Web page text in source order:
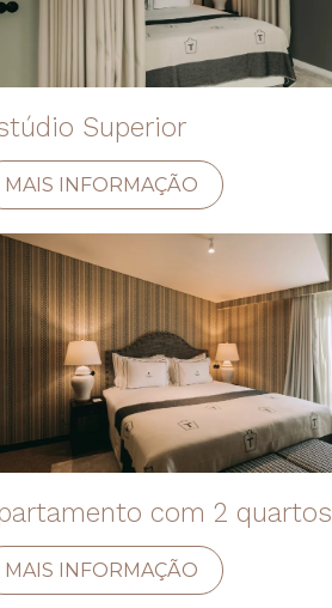
Superior
MAIS INFORMAÇÃO
com 2 quartos
MAIS INFORMAÇÃO